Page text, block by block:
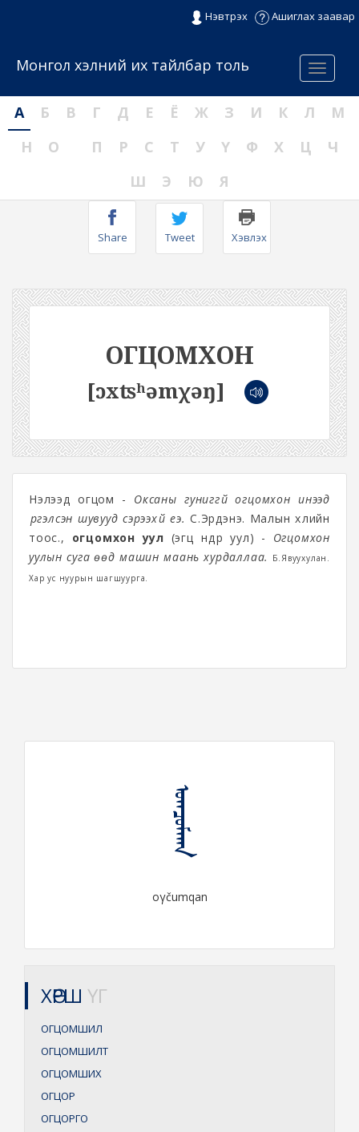
Нэвтрэх Ашиглах заавар
Menu
Монгол хэлний их тайлбар толь
А Б В Г Д Е Ё Ж З И К Л
М
Н
О П Р С Т У Ү Ф Х Ц
Ч
Ш
Э Ю Я
Share Tweet Хэвлэх
ОГЦОМХОН
[ɔxʦʰəmχəŋ]
Нэлээд огцом - Оксаны гуниггүй огцомхон инээд
үүргэлсэн шувууд сэрээхүй еэ. С.Эрдэнэ. Малын хөлийн
тоос.,
огцомхон уул (эгц өндөр уул) - Огцомхон
уулын суга өөд машин маань хурдаллаа.
Б.Явуухулан.
Хар ус нуурын шагшуурга.
ᠣᠭᠴᠤᠮᠬᠠᠨ
oγčumqan
ХӨРШ ҮГ
ОГЦОМШИЛ
ОГЦОМШИЛТ
ОГЦОМШИХ
ОГЦОР
ОГЦОРГО